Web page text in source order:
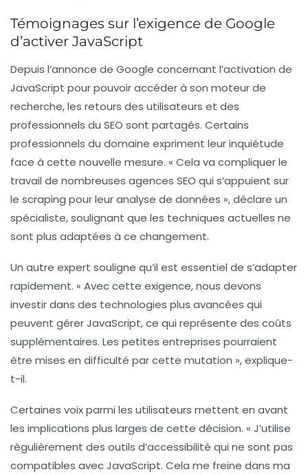
Témoignages sur l’exigence de Google
d’activer JavaScript
Depuis l’annonce de Google concernant l’activation de
JavaScript pour pouvoir accéder à son moteur de
recherche, les retours des utilisateurs et des
professionnels du SEO sont partagés. Certains
professionnels du domaine expriment leur inquiétude
face à cette nouvelle mesure. « Cela va compliquer le
travail de nombreuses agences SEO qui s’appuient sur
le scraping pour leur analyse de données », déclare un
spécialiste, soulignant que les techniques actuelles ne
sont plus adaptées à ce changement.
Un autre expert souligne qu’il est essentiel de s’adapter
rapidement. « Avec cette exigence, nous devons
investir dans des technologies plus avancées qui
peuvent gérerJavaScript, ce qui représente des coûts
supplémentaires. Les petites entreprises pourraient
être mises en difficulté par cette mutation », explique-
t-il.
Certaines voix parmi les utilisateurs mettent en avant
les implications plus larges de cette décision. « J’utilise
régulièrement des outils d’accessibilité qui ne sont pas
compatibles avecJavaScript. Cela me freine dans ma